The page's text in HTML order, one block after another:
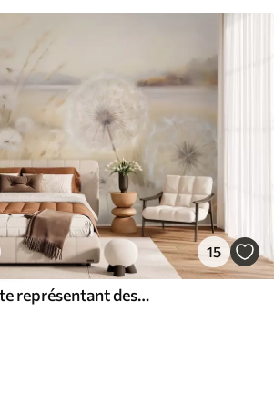
15
Peinture abstraite représentant des pissenlits